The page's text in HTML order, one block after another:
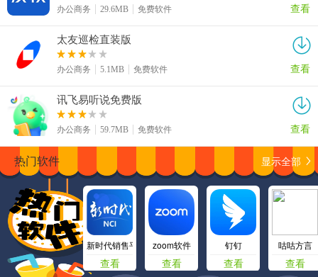
办公商务 29.6MB 免费软件 查看
太友巡检直装版
办公商务 5.1MB 免费软件 查看
讯飞易听说免费版
办公商务 59.7MB 免费软件 查看
热门软件 显示全部
新时代销售平台
查看
zoom软件
查看
钉钉
查看
咕咕方言
查看